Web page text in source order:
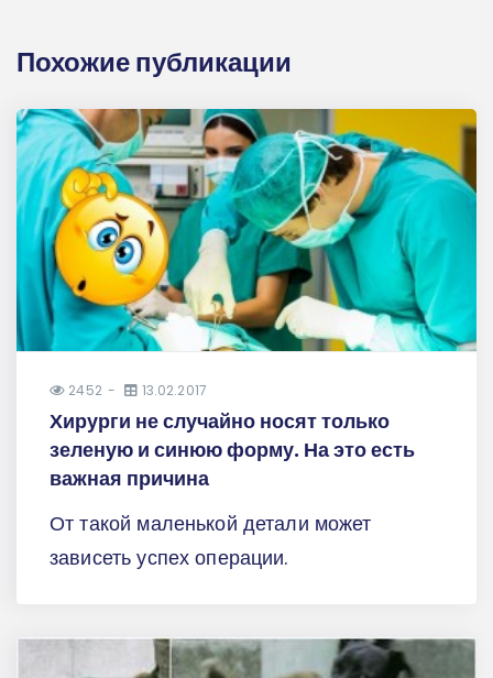
Похожие публикации
2452 13.02.2017
Хирурги не случайно носят только
зеленую и синюю форму. На это есть
важная причина
От такой маленькой детали может
зависеть успех операции.